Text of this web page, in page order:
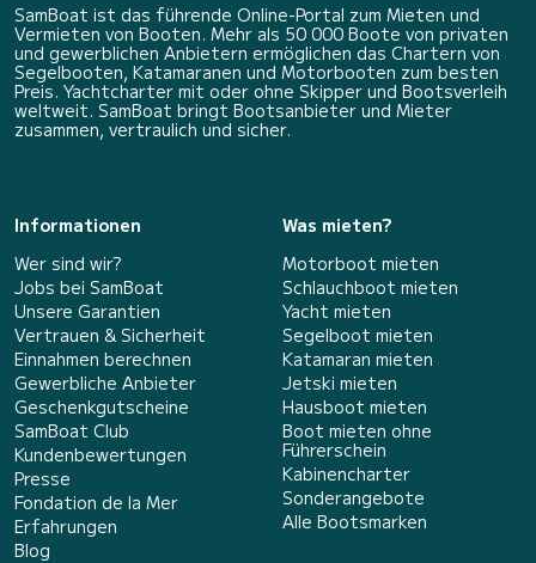
SamBoat ist das führende Online-Portal zum Mieten und
Vermieten von Booten. Mehr als 50 000 Boote von privaten
und gewerblichen Anbietern ermöglichen das Chartern von
Segelbooten, Katamaranen und Motorbooten zum besten
Preis. Yachtcharter mit oder ohne Skipper und Bootsverleih
weltweit. SamBoat bringt Bootsanbieter und Mieter
zusammen, vertraulich und sicher.
Informationen
Wer sind wir?
Jobs bei SamBoat
Unsere Garantien
Vertrauen & Sicherheit
Einnahmen berechnen
Gewerbliche Anbieter
Geschenkgutscheine
SamBoat Club
Kundenbewertungen
Presse
Fondation de la Mer
Erfahrungen
Blog
Was mieten?
Motorboot mieten
Schlauchboot mieten
Yacht mieten
Segelboot mieten
Katamaran mieten
Jetski mieten
Hausboot mieten
Boot mieten ohne
Führerschein
Kabinencharter
Sonderangebote
Alle Bootsmarken